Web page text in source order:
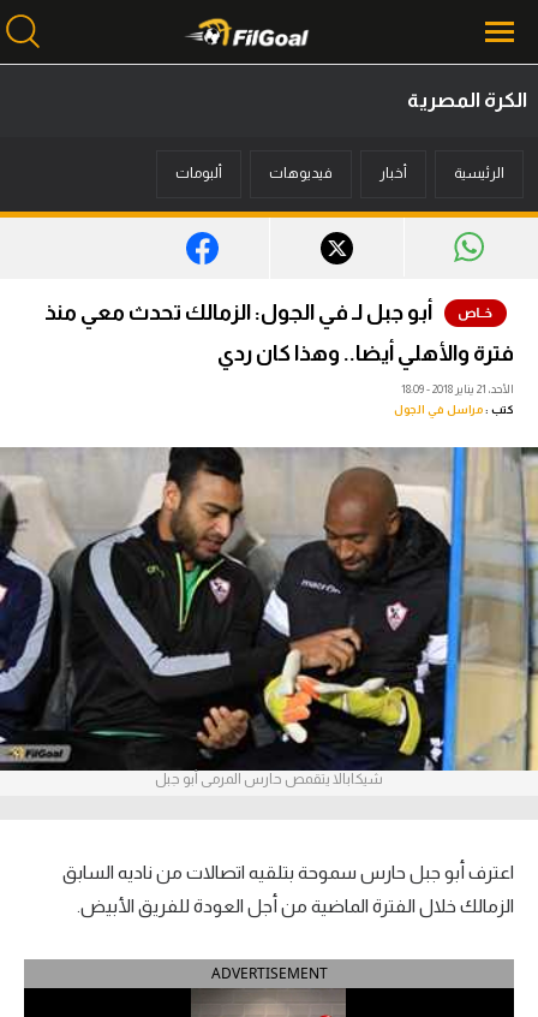
أخبار
ميركاتو
فانتازي في الجول
فيديوهات
عدسات
آراء حرة
ركن الألعاب
أمريكا 2026
الدوري الإسباني
الدوري الإيطالي
الكرة المصرية
الرئيسية أخبار فيديوهات ألبومات
أبو جبل لـ في الجول: الزمالك تحدث معي منذ
فترة والأهلي أيضا.. وهذا كان ردي
الأحد، 21 يناير 2018 - 18:09
كتب :مراسل في الجول
شيكابالا يتقمص حارس المرمى أبو جبل
اعترف أبو جبل حارس سموحة بتلقيه اتصالات من ناديه السابق
الزمالك خلال الفترة الماضية من أجل العودة للفريق الأبيض.
ADVERTISEMENT